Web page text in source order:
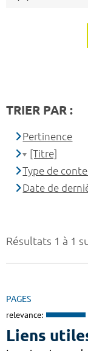
Résultats 1 à 1
PAGES
relevance:
Liens
TRIER PAR :
Pertinence
[Titre]
Type de
Date de